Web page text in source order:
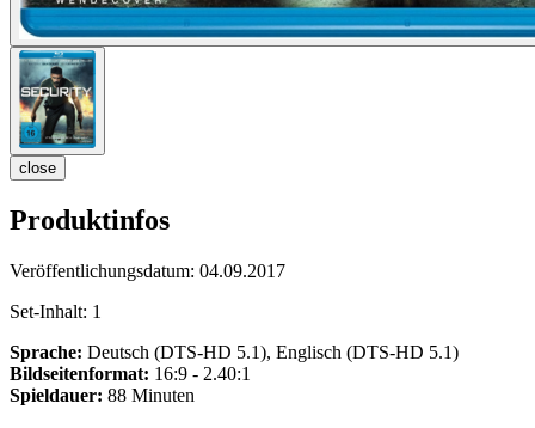
close
Produktinfos
Veröffentlichungsdatum: 04.09.2017
Set-Inhalt: 1
Sprache: Deutsch (DTS-HD 5.1), Englisch (DTS-HD 5.1)
Bildseitenformat: 16:9 - 2.40:1
Spieldauer: 88 Minuten